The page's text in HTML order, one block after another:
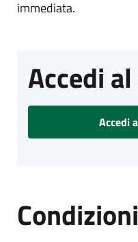
immediata.
Accedi
Accedi